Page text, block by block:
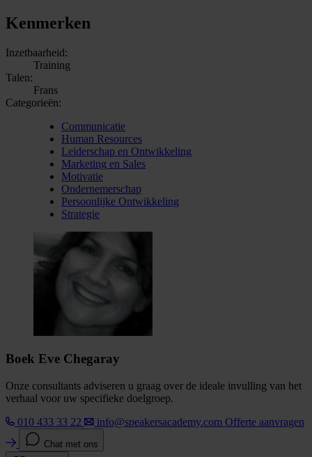
Kenmerken
Inzetbaarheid:
Training
Talen:
Frans
Categorieën:
Communicatie
Human Resources
Leiderschap en Ontwikkeling
Marketing en Sales
Motivatie
Ondernemerschap
Persoonlijke Ontwikkeling
Strategie
Boek Eve Chegaray
Onze consultants adviseren u graag over de ideale invulling van het
verhaal voor uw specifieke doelgroep.
010 433 33 22
info@speakersacademy.com Offerte aanvragen
Chat met ons